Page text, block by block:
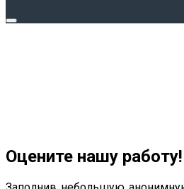
Оцените нашу работу!